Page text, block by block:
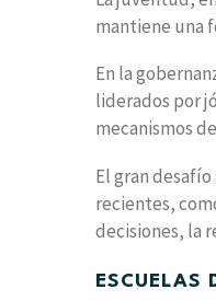
mantiene una
En la
liderados por
mecanismos
El gran
recientes,
decisiones, la
ESCUELAS